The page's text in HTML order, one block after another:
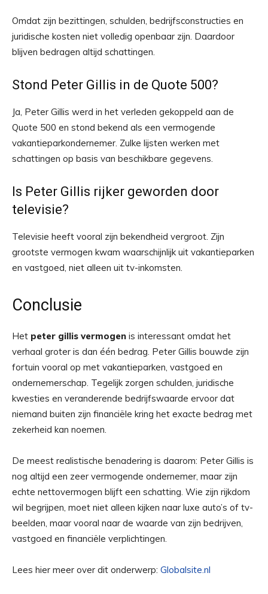
Omdat zijn bezittingen, schulden, bedrijfsconstructies en
juridische kosten niet volledig openbaar zijn. Daardoor
blijven bedragen altijd schattingen.
Stond Peter Gillis in de Quote 500?
Ja, Peter Gillis werd in het verleden gekoppeld aan de
Quote 500 en stond bekend als een vermogende
vakantieparkondernemer. Zulke lijsten werken met
schattingen op basis van beschikbare gegevens.
Is Peter Gillis rijker geworden door
televisie?
Televisie heeft vooral zijn bekendheid vergroot. Zijn
grootste vermogen kwam waarschijnlijk uit vakantieparken
en vastgoed, niet alleen uit tv-inkomsten.
Conclusie
Het peter gillis vermogen is interessant omdat het
verhaal groter is dan één bedrag. Peter Gillis bouwde zijn
fortuin vooral op met vakantieparken, vastgoed en
ondernemerschap. Tegelijk zorgen schulden, juridische
kwesties en veranderende bedrijfswaarde ervoor dat
niemand buiten zijn financiële kring het exacte bedrag met
zekerheid kan noemen.
De meest realistische benadering is daarom: Peter Gillis is
nog altijd een zeer vermogende ondernemer, maar zijn
echte nettovermogen blijft een schatting. Wie zijn rijkdom
wil begrijpen, moet niet alleen kijken naar luxe auto’s of tv-
beelden, maar vooral naar de waarde van zijn bedrijven,
vastgoed en financiële verplichtingen.
Lees hier meer over dit onderwerp: Globalsite.nl